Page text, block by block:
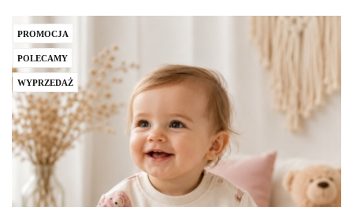
PROMOCJA
POLECAMY
WYPRZEDAŻ